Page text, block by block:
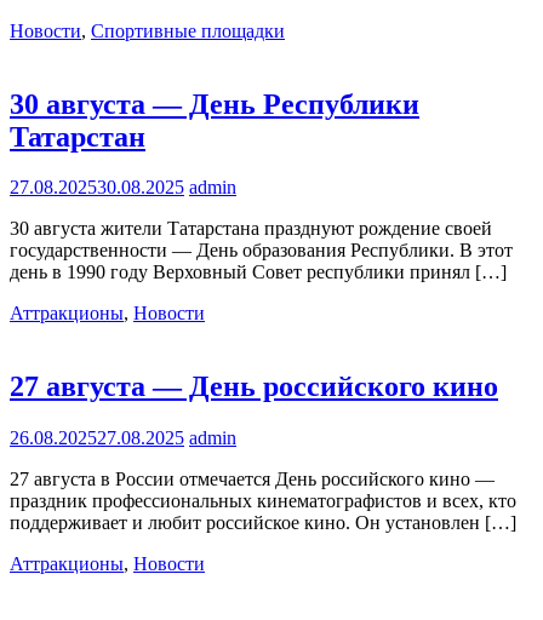
Новости, Спортивные площадки
30 августа — День Республики
Татарстан
27.08.202530.08.2025 admin
30 августа жители Татарстана празднуют рождение своей
государственности — День образования Республики. В этот
день в 1990 году Верховный Совет республики принял […]
Аттракционы, Новости
27 августа — День российского кино
26.08.202527.08.2025 admin
27 августа в России отмечается День российского кино —
праздник профессиональных кинематографистов и всех, кто
поддерживает и любит российское кино. Он установлен […]
Аттракционы, Новости